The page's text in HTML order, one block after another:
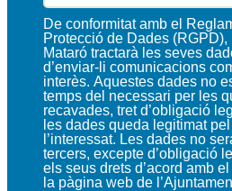
De conformitat amb el
Protecció de Dades (RGPD),
Mataró tractarà les seves
d’enviar-li comunicacions
interès. Aquestes dades no
temps del necessari per les
recavades, tret d’obligació
les dades queda legitimat
l’interessat. Les dades no
tercers, excepte d’obligació
els seus drets d’acord amb
la pàgina web de